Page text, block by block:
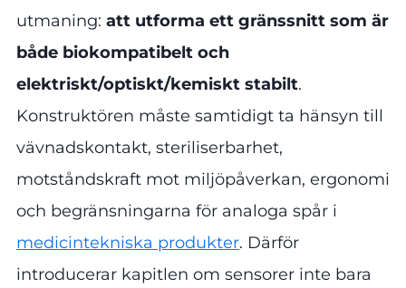
utmaning: att utforma ett gränssnitt som är
både biokompatibelt och
elektriskt/optiskt/kemiskt stabilt.
Konstruktören måste samtidigt ta hänsyn till
vävnadskontakt, steriliserbarhet,
motståndskraft mot miljöpåverkan, ergonomi
och begränsningarna för analoga spår i
medicintekniska produkter. Därför
introducerar kapitlen om sensorer inte bara